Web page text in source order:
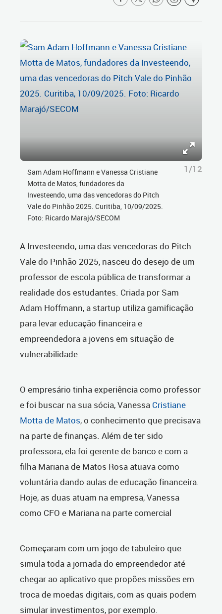
Sam Adam Hoffmann e Vanessa Cristiane
Motta de Matos, fundadores da
Investeendo, uma das vencedoras do Pitch
Vale do Pinhão 2025. Curitiba, 10/09/2025.
Foto: Ricardo Marajó/SECOM
1/12
A Investeendo, uma das vencedoras do Pitch
Vale do Pinhão 2025, nasceu do desejo de um
professor de escola pública de transformar a
realidade dos estudantes. Criada por Sam
Adam Hoffmann, a startup utiliza gamificação
para levar educação financeira e
empreendedora a jovens em situação de
vulnerabilidade.
O empresário tinha experiência como professor
e foi buscar na sua sócia, Vanessa Cristiane
Motta de Matos, o conhecimento que precisava
na parte de finanças. Além de ter sido
professora, ela foi gerente de banco e com a
filha Mariana de Matos Rosa atuava como
voluntária dando aulas de educação financeira.
Hoje, as duas atuam na empresa, Vanessa
como CFO e Mariana na parte comercial
Começaram com um jogo de tabuleiro que
simula toda a jornada do empreendedor até
chegar ao aplicativo que propões missões em
troca de moedas digitais, com as quais podem
simular investimentos, por exemplo.